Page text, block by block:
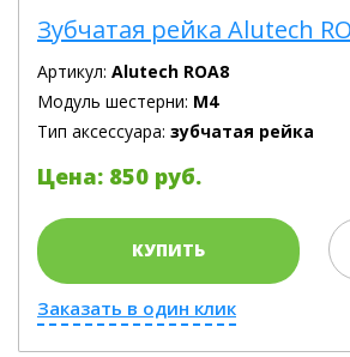
Зубчатая рейка Alutech
Артикул: Alutech ROA8
Модуль шестерни: M4
Тип аксессуара: зубчатая рейка
Цена: 850 руб.
КУПИТЬ
Заказать в один клик